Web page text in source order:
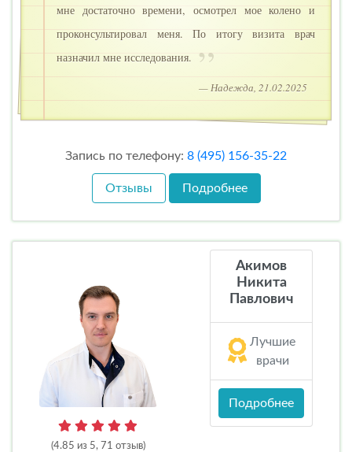
мне достаточно времени, осмотрел мое колено и
проконсультировал меня. По итогу визита врач
назначил мне исследования.
— Надежда, 21.02.2025
Запись по телефону: 8 (495) 156-35-22
Отзывы Подробнее
(4.85 из 5, 71 отзыв)
Акимов
Никита
Павлович
Лучшие
врачи
Подробнее